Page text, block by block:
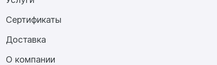
Сертификаты
Доставка
О компании